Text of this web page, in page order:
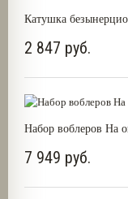
Катушка
2 847 руб.
Набор воблеров На
7 949 руб.